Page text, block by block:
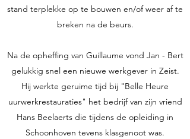
stand terplekke op te bouwen en/of weer af te
breken na de beurs.
Na de opheffing van Guillaume vond Jan - Bert
gelukkig snel een nieuwe werkgever in Zeist.
Hij werkte geruime tijd bij "Belle Heure
uurwerkrestauraties" het bedrijf van zijn vriend
Hans Beelaerts die tijdens de opleiding in
Schoonhoven tevens klasgenoot was.